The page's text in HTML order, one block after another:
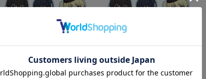
魔法科高校の劣等生 来訪者
編 アクリルスタンドコレク
魔法科高校の劣等生 来訪者
編 アクリルスタンドコレク
ション（1pcs）